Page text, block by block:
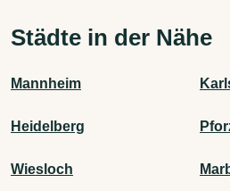
Städte in der Nähe
Mannheim
Heidelberg
Wiesloch